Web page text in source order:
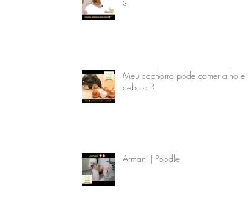
?
Meu cachorro pode comer alho e
cebola ?
Armani | Poodle